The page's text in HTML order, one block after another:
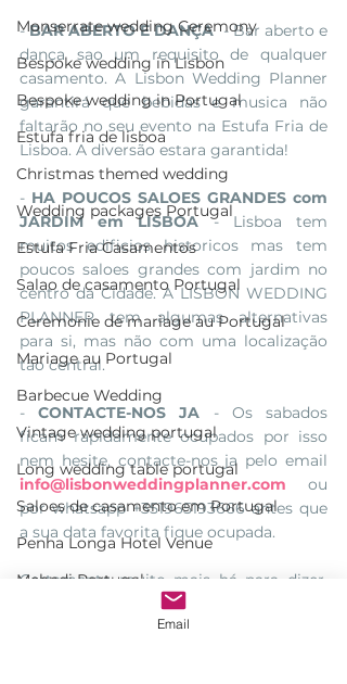
Monserrate wedding Ceremony
Bespoke wedding in Lisbon
Bespoke wedding in Portugal
Estufa fria de lisboa
Christmas themed wedding
Wedding packages Portugal
Estufa Fria Casamentos
Salao de casamento Portugal
Ceremonie de mariage au Portugal
Mariage au Portugal
Barbecue Wedding
Vintage wedding portugal
Long wedding table portugal
Saloes de casamento em Portugal
Penha Longa Hotel Venue
Mehndi Portugal
- BAR ABERTO E DANÇA - Bar aberto e
dança sao um requisito de qualquer
casamento. A Lisbon Wedding Planner
garantirá que bebidas e musica não
faltarão no seu evento na Estufa Fria de
Lisboa. A diversão estara garantida!
- HA POUCOS SALOES GRANDES com
JARDIM em LISBOA - Lisboa tem
muitos edificios historicos mas tem
poucos saloes grandes com jardim no
centro da Cidade. A LISBON WEDDING
PLANNER tem algumas alternativas
para si, mas não com uma localização
tão central.
- CONTACTE-NOS JA - Os sabados
ficam rapidamente ocupados por isso
info@lisbonweddingplanner.com ou
por whatsapp +351965193666 antes que
a sua data favorita fique ocupada.
Certamente muito mais há para dizer,
mas agora é tempo de contactar a
nossa equipe da LISBON WEDDING
Email